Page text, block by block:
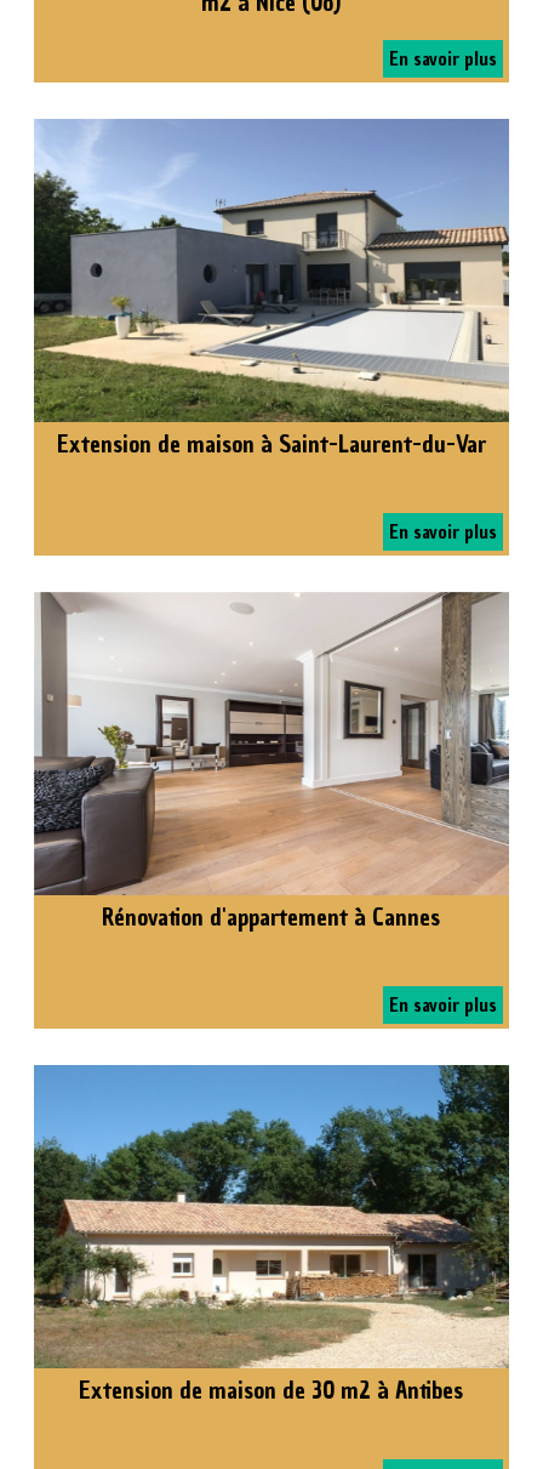
En savoir plus
Extension de maison à Saint-Laurent-du-Var
En savoir plus
Rénovation d'appartement à Cannes
En savoir plus
Extension de maison de 30 m2 à Antibes